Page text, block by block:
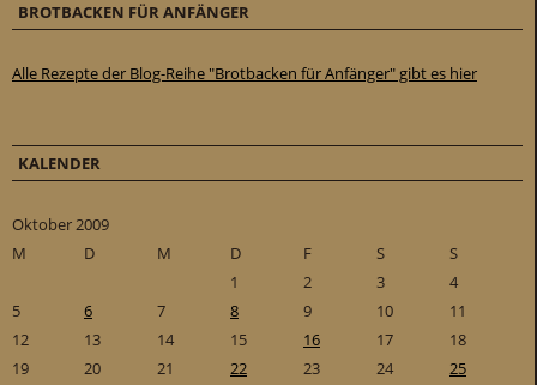
BROTBACKEN FÜR ANFÄNGER
Alle Rezepte der Blog-Reihe "Brotbacken für Anfänger" gibt es hier
KALENDER
Oktober 2009
M
D M D F S
S
1
2 3
4
5
6 7 8 9 10
11
12
13 14 15 16 17
18
19
20 21 22 23 24
25